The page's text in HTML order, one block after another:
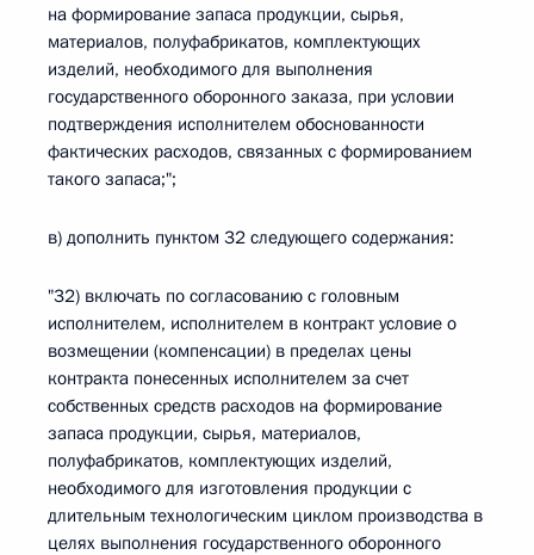
на формирование запаса продукции, сырья,
материалов, полуфабрикатов, комплектующих
изделий, необходимого для выполнения
государственного оборонного заказа, при условии
подтверждения исполнителем обоснованности
фактических расходов, связанных с формированием
такого запаса;";
в) дополнить пунктом 32 следующего содержания:
"32) включать по согласованию с головным
исполнителем, исполнителем в контракт условие о
возмещении (компенсации) в пределах цены
контракта понесенных исполнителем за счет
собственных средств расходов на формирование
запаса продукции, сырья, материалов,
полуфабрикатов, комплектующих изделий,
необходимого для изготовления продукции с
длительным технологическим циклом производства в
целях выполнения государственного оборонного